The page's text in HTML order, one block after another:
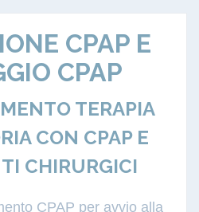
CPAP E
CPAP
TERAPIA
CON CPAP E
CHIRURGICI
CPAP per avvio alla